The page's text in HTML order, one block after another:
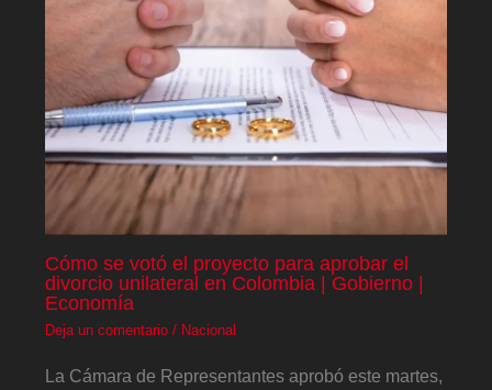
Cómo se votó el proyecto para aprobar el
divorcio unilateral en Colombia | Gobierno |
Economía
Deja un comentario / Nacional
La Cámara de Representantes aprobó este martes,